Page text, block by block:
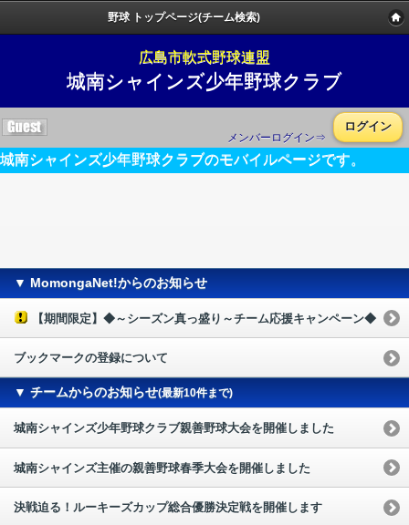
野球 トップページ(チーム検索)
広島市軟式野球連盟
城南シャインズ少年野球クラブ
メンバーログイン⇒
ログイン
城南シャインズ少年野球クラブのモバイルページです。
▼ MomongaNet!からのお知らせ
【期間限定】◆～シーズン真っ盛り～チーム応援キャンペーン◆
ブックマークの登録について
▼ チームからのお知らせ(最新10件まで)
城南シャインズ少年野球クラブ親善野球大会を開催しました
城南シャインズ主催の親善野球春季大会を開催しました
決戦迫る！ルーキーズカップ総合優勝決定戦を開催します